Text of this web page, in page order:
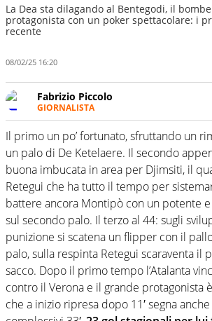
La Dea sta dilagando al Bentegodi, il
protagonista con un poker spettacolare: i
recente
08/02/25 16:20
Fabrizio Piccolo
GIORNALISTA
Nella sua carriera ha seguito
sportive e collaborato con agenzie e
competenza, conoscenza e memoria
prevalentemente di calcio
Il primo un po’ fortunato, sfruttando un
un palo di De Ketelaere. Il secondo
buona imbucata in area per Djimsiti, il
Retegui che ha tutto il tempo per
battere ancora Montipò con un potente
sul secondo palo. Il terzo al 44: sugli
punizione si scatena un flipper con il
palo, sulla respinta Retegui scaraventa il
sacco. Dopo il primo tempo l’Atalanta
contro il Verona e il grande protagonista
che a inizio ripresa dopo 11′ segna